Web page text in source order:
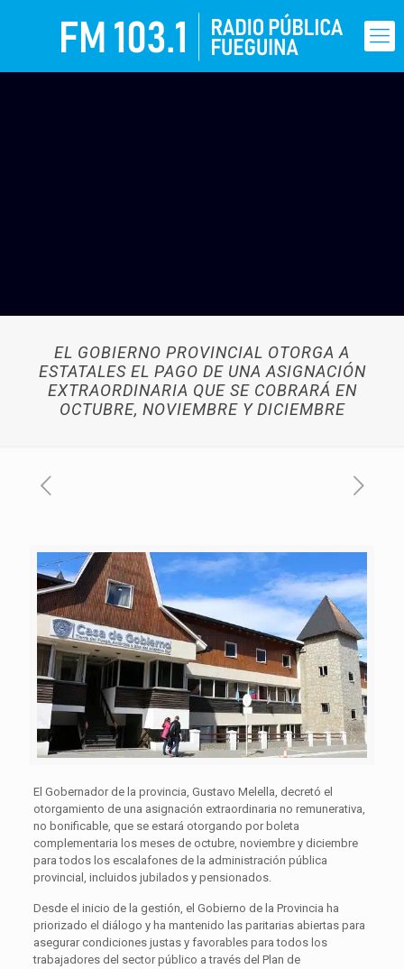
EL GOBIERNO PROVINCIAL OTORGA A
ESTATALES EL PAGO DE UNA ASIGNACIÓN
EXTRAORDINARIA QUE SE COBRARÁ EN
OCTUBRE, NOVIEMBRE Y DICIEMBRE
El Gobernador de la provincia, Gustavo Melella, decretó el
otorgamiento de una asignación extraordinaria no remunerativa,
no bonificable, que se estará otorgando por boleta
complementaria los meses de octubre, noviembre y diciembre
para todos los escalafones de la administración pública
provincial, incluidos jubilados y pensionados.
Desde el inicio de la gestión, el Gobierno de la Provincia ha
priorizado el diálogo y ha mantenido las paritarias abiertas para
asegurar condiciones justas y favorables para todos los
trabajadores del sector público a través del Plan de